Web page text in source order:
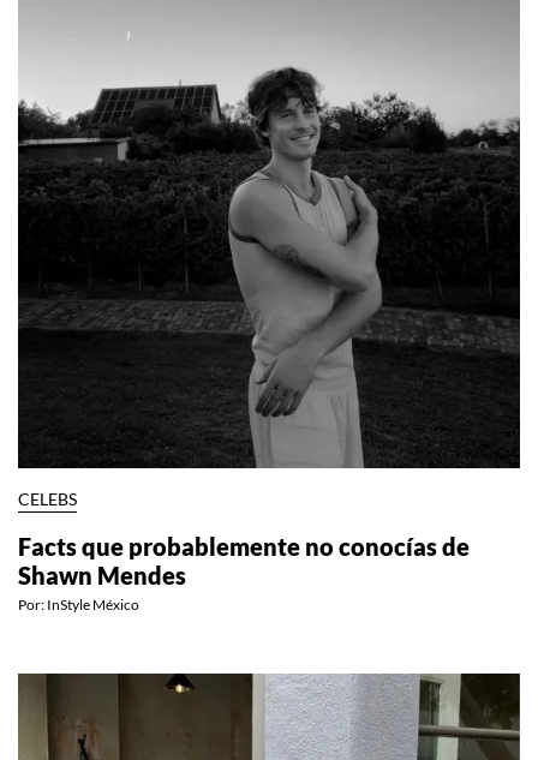
CELEBS
Facts que probablemente no conocías de
Shawn Mendes
Por: InStyle México